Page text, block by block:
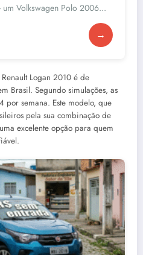
Volkswagen Polo 2006...
→
Logan 2010 é de
Brasil. Segundo simulações, as
semana. Este modelo, que
pela sua combinação de
excelente opção para quem